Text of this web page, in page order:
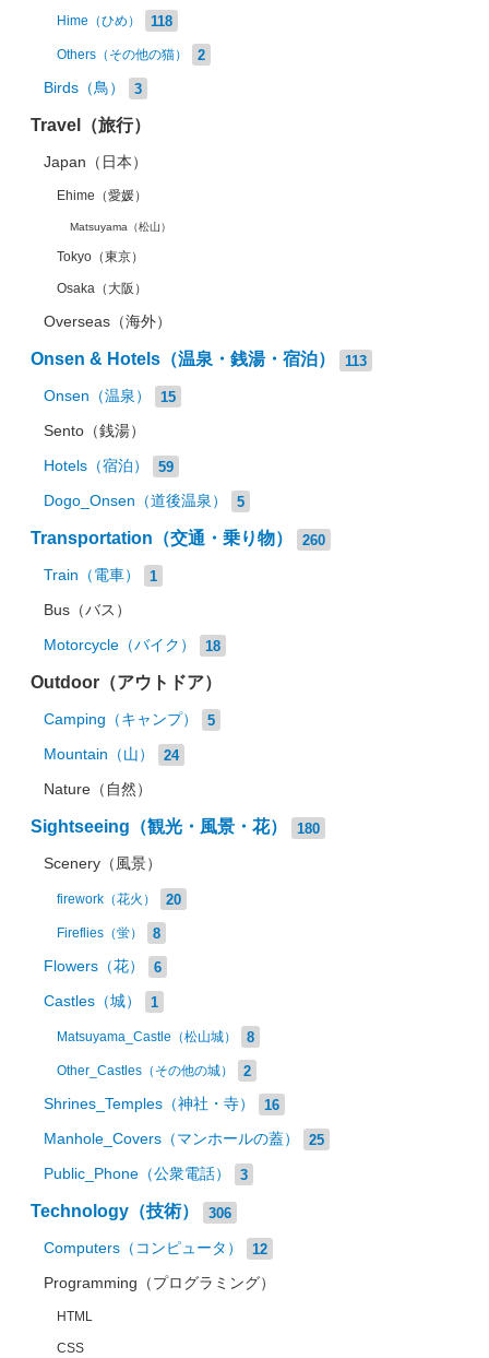
Hime（ひめ） 118
Others（その他の猫） 2
Birds（鳥） 3
Travel（旅行）
Japan（日本）
Ehime（愛媛）
Matsuyama（松山）
Tokyo（東京）
Osaka（大阪）
Overseas（海外）
Onsen & Hotels（温泉・銭湯・宿泊） 113
Onsen（温泉） 15
Sento（銭湯）
Hotels（宿泊） 59
Dogo_Onsen（道後温泉） 5
Transportation（交通・乗り物） 260
Train（電車） 1
Bus（バス）
Motorcycle（バイク） 18
Outdoor（アウトドア）
Camping（キャンプ） 5
Mountain（山） 24
Nature（自然）
Sightseeing（観光・風景・花） 180
Scenery（風景）
firework（花火） 20
Fireflies（蛍） 8
Flowers（花） 6
Castles（城） 1
Matsuyama_Castle（松山城） 8
Other_Castles（その他の城） 2
Shrines_Temples（神社・寺） 16
Manhole_Covers（マンホールの蓋） 25
Public_Phone（公衆電話） 3
Technology（技術） 306
Computers（コンピュータ） 12
Programming（プログラミング）
HTML
CSS